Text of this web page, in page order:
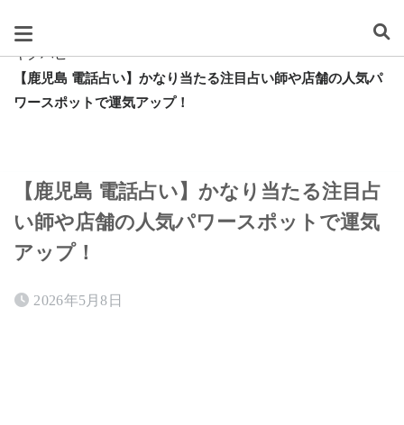
スグレタ
キクハピ
【鹿児島 電話占い】かなり当たる注目占い師や店舗の人気パ
ワースポットで運気アップ！
【鹿児島 電話占い】かなり当たる注目占
い師や店舗の人気パワースポットで運気
アップ！
2026年5月8日